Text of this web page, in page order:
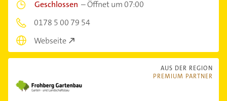
Geschlossen –Öffnet um 07:00
0178 5 00 79 54
Webseite
AUS DER REGION
PREMIUM PARTNER